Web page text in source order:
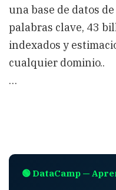
una base de datos
palabras clave, 43
indexados y
cualquier dominio..
…
🟢 DataCamp —